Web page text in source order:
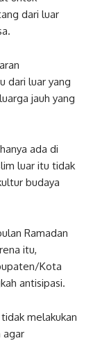
dari luar
dari luar yang
jauh yang
ada di
luar itu tidak
budaya
Ramadan
itu,
Kota
antisipasi.
melakukan
agar